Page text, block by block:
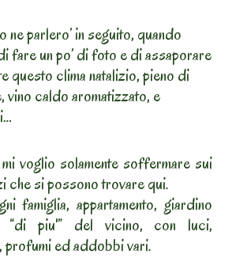
ne parlero’ in seguito, quando
fare un po’ di foto e di assaporare
questo clima natalizio, pieno di
vino caldo aromatizzato, e
voglio solamente soffermare sui
che si possono trovare qui.
famiglia, appartamento, giardino
“di piu'” del vicino, con luci,
profumi ed addobbi vari.